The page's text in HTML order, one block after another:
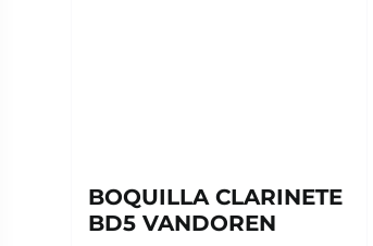
BOQUILLA CLARINETE
BD5 VANDOREN